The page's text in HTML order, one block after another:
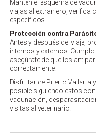
Mantén el esquema de
viajas al extranjero, verifica
específicos.
Protección contra
Antes y después del viaje,
internos y externos.
asegúrate de que los
correctamente.
Disfrutar de Puerto Vallarta
posible siguiendo estos
vacunación,
visitas al veterinario.